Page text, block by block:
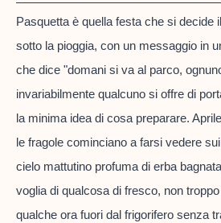
Pasquetta è quella festa che si decide
sotto la pioggia, con un messaggio in
che dice "domani si va al parco,
invariabilmente qualcuno si offre di
la minima idea di cosa preparare.
le fragole cominciano a farsi vedere
cielo mattutino profuma di erba
voglia di qualcosa di fresco, non
qualche ora fuori dal frigorifero senza